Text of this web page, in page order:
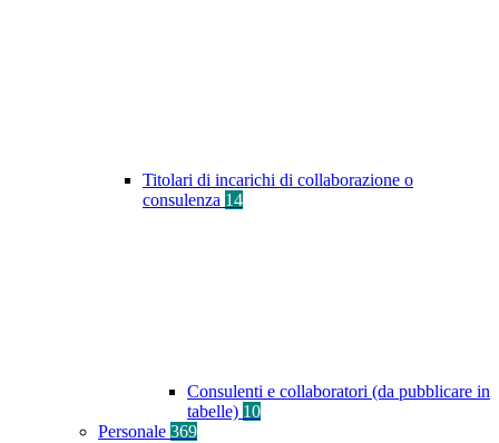
Titolari di incarichi di collaborazione o
consulenza 14
Consulenti e collaboratori (da pubblicare in
tabelle) 10
Personale 369